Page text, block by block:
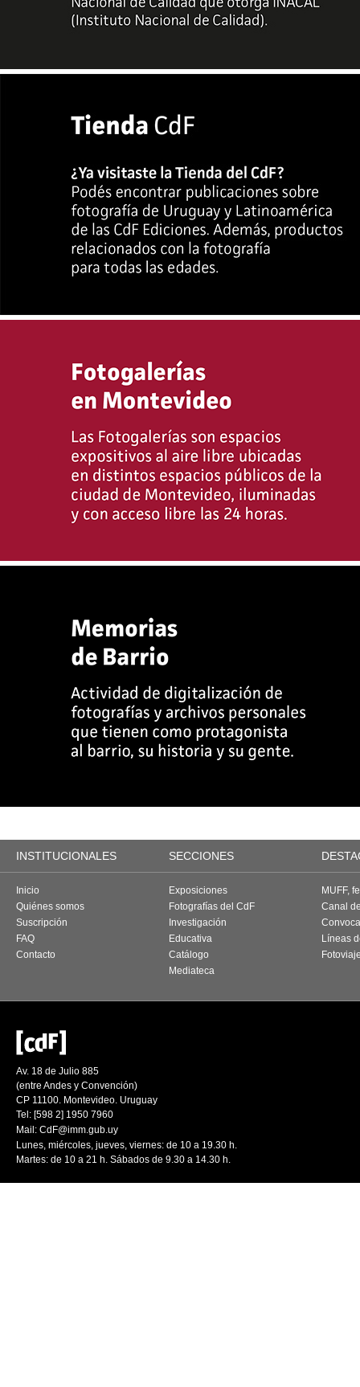
INSTITUCIONALES SECCIONES
Inicio
Quiénes somos
Suscripción
FAQ
Contacto
Exposiciones
Fotografías del CdF
Investigación
Educativa
Catálogo
Mediateca
MUFF,
Canal
Líneas
Av. 18 de Julio 885
(entre Andes y Convención)
CP 11100. Montevideo. Uruguay
Tel: [598 2] 1950 7960
Mail: CdF@imm.gub.uy
Lunes, miércoles, jueves, viernes: de 10 a 19.30 h.
Martes: de 10 a 21 h. Sábados de 9.30 a 14.30 h.